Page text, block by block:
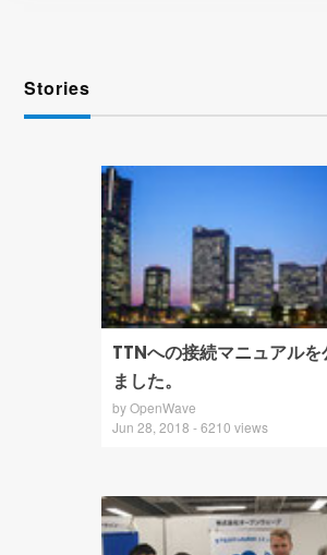
Stories
TTNへの接続マニュアルを
ました。
by OpenWave
Jun 28, 2018 - 6210 views